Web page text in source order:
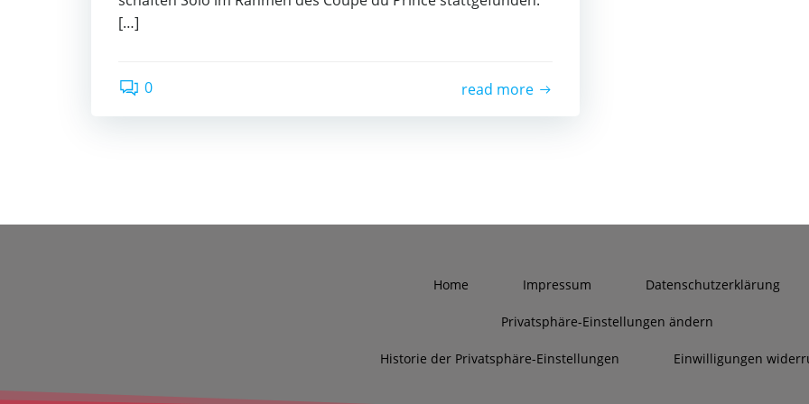
[…]
0 read more
Home Impres­sum Daten­schutz­er­klä­rung
Pri­vat­sphä­re-Ein­stel­lun­gen ändern
His­to­rie der Privatsphäre-Einstellungen Ein­wil­li­gun­gen